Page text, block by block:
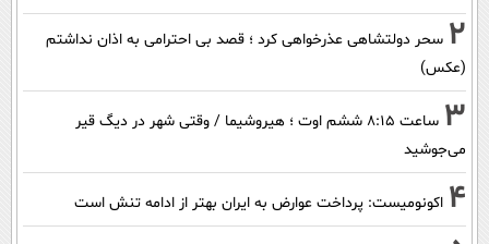
2 سحر دولتشاهی عذرخواهی کرد ؛ قصد بی احترامی به اذان نداشتم
(عکس)
3
ساعت ۸:۱۵ ششم اوت ؛ هیروشیما / وقتی شهر در دیگ قیر
می‌جوشید
4 اکونومیست: پرداخت عوارض به ایران بهتر از ادامه تنش است